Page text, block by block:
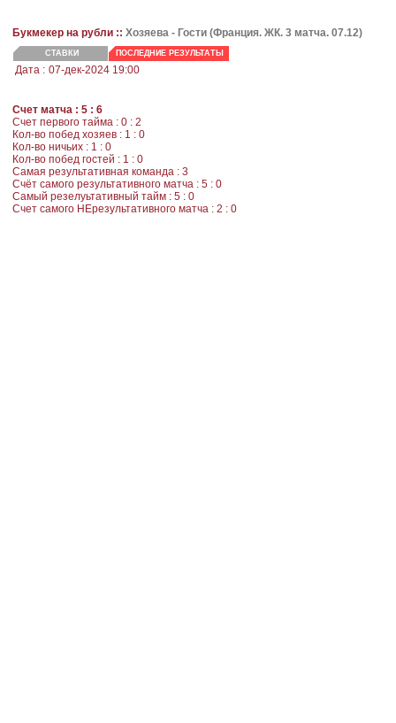
Букмекер на рубли :: Хозяева - Гости (Франция. ЖК. 3 матча. 07.12)
СТАВКИ ПОСЛЕДНИЕ РЕЗУЛЬТАТЫ
Дата : 07-дек-2024 19:00
Счет матча : 5 : 6
Счет первого тайма : 0 : 2
Кол-во побед хозяев : 1 : 0
Кол-во ничьих : 1 : 0
Кол-во побед гостей : 1 : 0
Самая результативная команда : 3
Счёт самого результативного матча : 5 : 0
Самый резелуьтативный тайм : 5 : 0
Счет самого НЕрезультативного матча : 2 : 0